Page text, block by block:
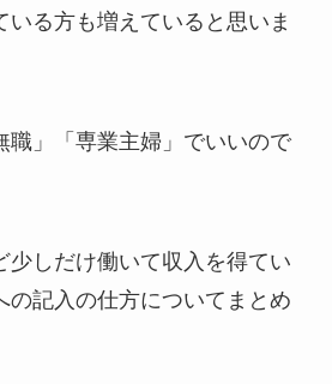
いる方も増えていると思いま
職」「専業主婦」でいいので
少しだけ働いて収入を得てい
の記入の仕方についてまとめ